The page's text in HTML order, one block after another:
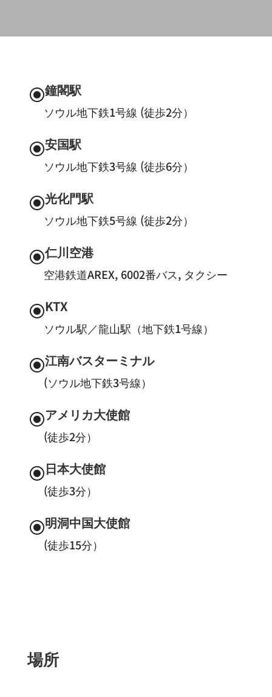
\鐘閣駅
ソウル地下鉄1号線 (徒歩2分）
\安国駅
ソウル地下鉄3号線 (徒歩6分）
\光化門駅
ソウル地下鉄5号線 (徒歩2分）
\仁川空港
空港鉄道AREX, 6002番バス, タクシー
\KTX
ソウル駅／龍山駅（地下鉄1号線）
\江南バスターミナル
(ソウル地下鉄3号線）
\アメリカ大使館
(徒歩2分）
\日本大使館
(徒歩3分）
\明洞中国大使館
(徒歩15分）
場所